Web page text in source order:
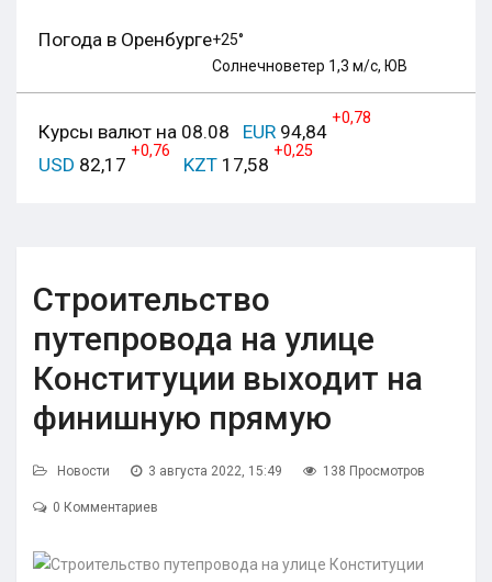
Погода в Оренбурге+25°
Солнечноветер 1,3 м/с, ЮВ
Курсы валют на 08.08 EUR 94,84
+0,78
USD 82,17
+0,76
KZT 17,58
+0,25
Строительство
путепровода на улице
Конституции выходит на
финишную прямую
Новости 3 августа 2022, 15:49 138 Просмотров
0 Комментариев